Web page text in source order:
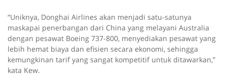
“Uniknya, Donghai Airlines akan menjadi satu-satunya
maskapai penerbangan dari China yang melayani Australia
dengan pesawat Boeing 737-800, menyediakan pesawat yang
lebih hemat biaya dan efisien secara ekonomi, sehingga
kemungkinan tarif yang sangat kompetitif untuk ditawarkan,”
kata Kew.